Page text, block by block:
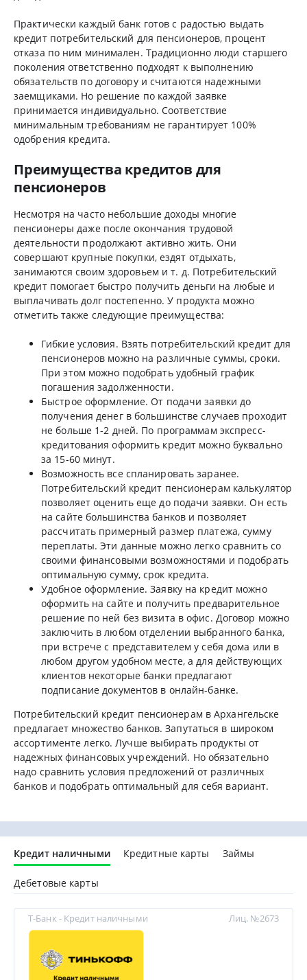
Практически каждый банк готов с радостью выдать
кредит потребительский для пенсионеров, процент
отказа по ним минимален. Традиционно люди старшего
поколения ответственно подходят к выполнению
обязательств по договору и считаются надежными
заемщиками. Но решение по каждой заявке
принимается индивидуально. Соответствие
минимальным требованиям не гарантирует 100%
одобрения кредита.
Преимущества кредитов для
пенсионеров
Несмотря на часто небольшие доходы многие
пенсионеры даже после окончания трудовой
деятельности продолжают активно жить. Они
совершают крупные покупки, ездят отдыхать,
занимаются своим здоровьем и т. д. Потребительский
кредит помогает быстро получить деньги на любые и
выплачивать долг постепенно. У продукта можно
отметить также следующие преимущества:
Гибкие условия. Взять потребительский кредит для
пенсионеров можно на различные суммы, сроки.
При этом можно подобрать удобный график
погашения задолженности.
Быстрое оформление. От подачи заявки до
получения денег в большинстве случаев проходит
не больше 1-2 дней. По программам экспресс-
кредитования оформить кредит можно буквально
за 15-60 минут.
Возможность все спланировать заранее.
Потребительский кредит пенсионерам калькулятор
позволяет оценить еще до подачи заявки. Он есть
на сайте большинства банков и позволяет
рассчитать примерный размер платежа, сумму
переплаты. Эти данные можно легко сравнить со
своими финансовыми возможностями и подобрать
оптимальную сумму, срок кредита.
Удобное оформление. Заявку на кредит можно
оформить на сайте и получить предварительное
решение по ней без визита в офис. Договор можно
заключить в любом отделении выбранного банка,
при встрече с представителем у себя дома или в
любом другом удобном месте, а для действующих
клиентов некоторые банки предлагают
подписание документов в онлайн-банке.
Потребительский кредит пенсионерам в Архангельске
предлагает множество банков. Запутаться в широком
ассортименте легко. Лучше выбирать продукты от
надежных финансовых учреждений. Но обязательно
надо сравнить условия предложений от различных
банков и подобрать оптимальный для себя вариант.
Кредит наличными Кредитные карты Займы
Дебетовые карты
Т-Банк - Кредит наличными Лиц. №2673